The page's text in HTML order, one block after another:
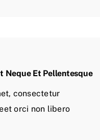
Neque Et Pellentesque
consectetur
orci non libero